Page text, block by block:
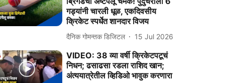
गड्यांनी चारली धूळ, एकदिवसीय
क्रिकेट स्पर्धेत शानदार विजय
दैनिक गोमन्तक डिजिटल 15 Jul 2026
VIDEO: 38 व्या वर्षी क्रिकेटपटूचं
निधन; ढसाढसा रडला राशिद खान;
अंत्ययात्रेतील व्हिडिओ भावुक करणारा